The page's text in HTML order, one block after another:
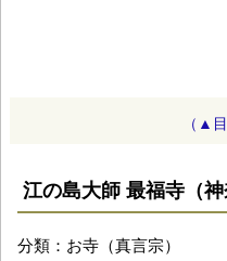
（▲
江の島大師 最福寺（神
分類：お寺（真言宗）